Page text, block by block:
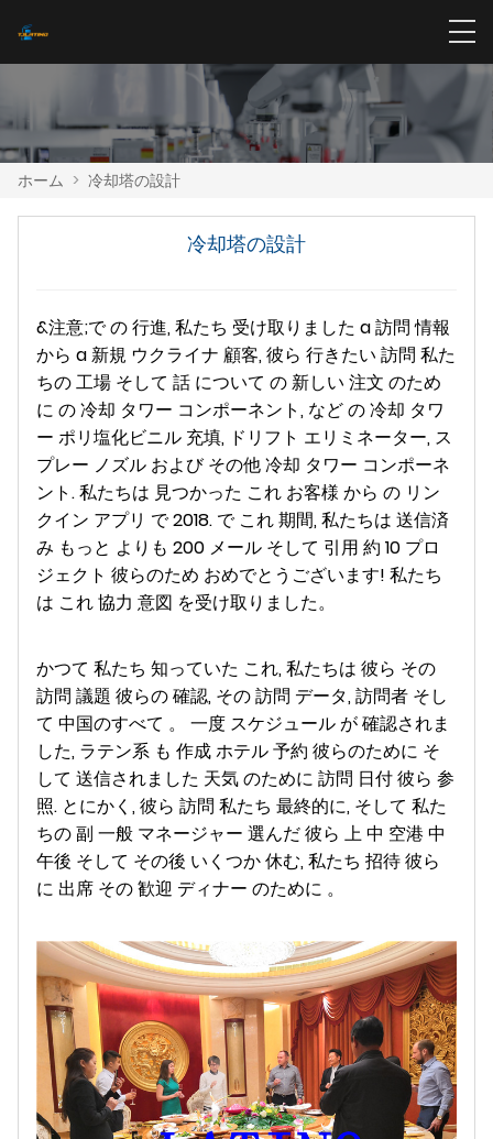
ホーム > 冷却塔の設計
冷却塔の設計
&注意;で の 行進, 私たち 受け取りました a 訪問 情報
から a 新規 ウクライナ 顧客, 彼ら 行きたい 訪問 私た
ちの 工場 そして 話 について の 新しい 注文 のため
に の 冷却 タワー コンポーネント, など の 冷却 タワ
ー ポリ塩化ビニル 充填, ドリフト エリミネーター, ス
プレー ノズル および その他 冷却 タワー コンポーネ
ント. 私たちは 見つかった これ お客様 から の リン
クイン アプリ で 2018. で これ 期間, 私たちは 送信済
み もっと よりも 200 メール そして 引用 約 10 プロ
ジェクト 彼らのため おめでとうございます! 私たち
は これ 協力 意図 を受け取りました。
かつて 私たち 知っていた これ, 私たちは 彼ら その
訪問 議題 彼らの 確認, その 訪問 データ, 訪問者 そし
て 中国のすべて 。 一度 スケジュール が 確認されま
した, ラテン系 も 作成 ホテル 予約 彼らのために そ
して 送信されました 天気 のために 訪問 日付 彼ら 参
照. とにかく, 彼ら 訪問 私たち 最終的に, そして 私た
ちの 副 一般 マネージャー 選んだ 彼ら 上 中 空港 中
午後 そして その後 いくつか 休む, 私たち 招待 彼ら
に 出席 その 歓迎 ディナー のために 。